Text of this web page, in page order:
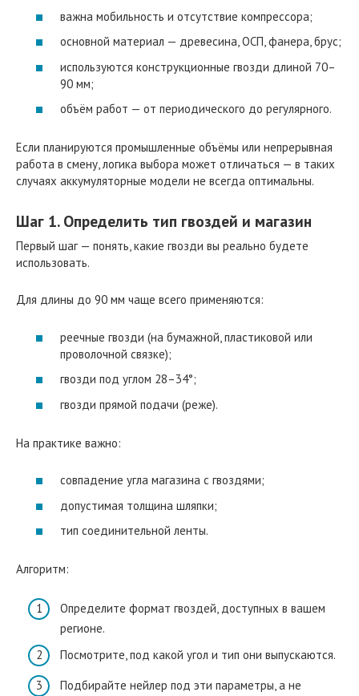
важна мобильность и отсутствие компрессора;
основной материал — древесина, ОСП, фанера, брус;
используются конструкционные гвозди длиной 70–
90 мм;
объём работ — от периодического до регулярного.
Если планируются промышленные объёмы или непрерывная
работа в смену, логика выбора может отличаться — в таких
случаях аккумуляторные модели не всегда оптимальны.
Шаг 1. Определить тип гвоздей и магазин
Первый шаг — понять, какие гвозди вы реально будете
использовать.
Для длины до 90 мм чаще всего применяются:
реечные гвозди (на бумажной, пластиковой или
проволочной связке);
гвозди под углом 28–34°;
гвозди прямой подачи (реже).
На практике важно:
совпадение угла магазина с гвоздями;
допустимая толщина шляпки;
тип соединительной ленты.
Алгоритм:
Определите формат гвоздей, доступных в вашем
регионе.
Посмотрите, под какой угол и тип они выпускаются.
Подбирайте нейлер под эти параметры, а не